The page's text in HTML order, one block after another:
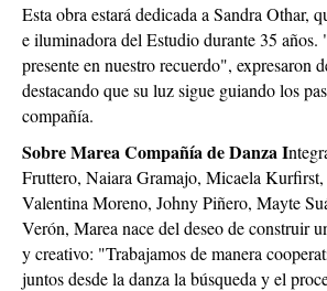
Esta obra estará dedicada a Sandra Othar,
e iluminadora del Estudio durante 35 años.
presente en nuestro recuerdo", expresaron
destacando que su luz sigue guiando los
compañía.
Sobre Marea Compañía de Danza I
Fruttero, Naiara Gramajo, Micaela
Valentina Moreno, Johny Piñero, Mayte
Verón, Marea nace del deseo de construir
y creativo: "Trabajamos de manera
juntos desde la danza la búsqueda y el